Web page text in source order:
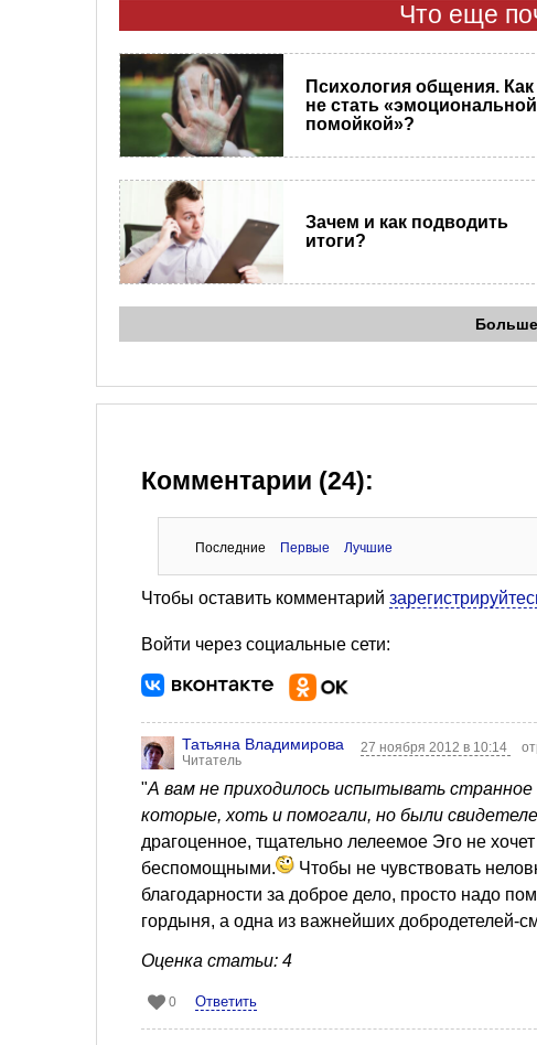
Что еще
Психология общения. Как
не стать «эмоциональной
помойкой»?
Зачем и как подводить
итоги?
Комментарии (24):
Последние Первые Лучшие
Чтобы оставить комментарий
Войти через социальные сети:
Татьяна Владимирова
Читатель
27 ноября 2012 в 10:14
"А вам не приходилось испытывать
которые, хоть и помогали, но были
драгоценное, тщательно лелеемое Эго не
беспомощными.
Чтобы не чувствовать
благодарности за доброе дело, просто надо
гордыня, а одна из важнейших добродетелей-
Оценка статьи: 4
0 Ответить